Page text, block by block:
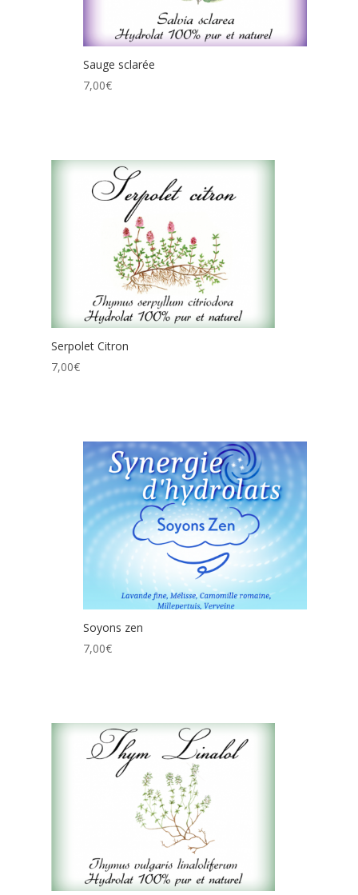
Sauge sclarée
7,00€
Serpolet Citron
7,00€
Soyons zen
7,00€